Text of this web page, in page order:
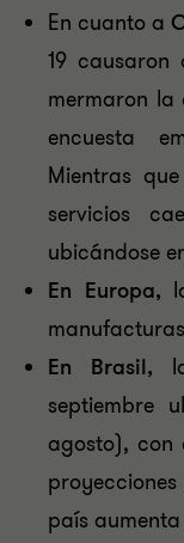
En cuanto a
19
mermaron la
encuesta
Mientras
servicios
ubicándose
En Europa,
En Brasil,
septiembre
agosto), con
país